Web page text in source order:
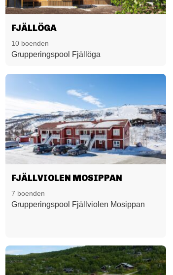
FJÄLLÖGA
10 boenden
Grupperingspool Fjällöga
FJÄLLVIOLEN MOSIPPAN
7 boenden
Grupperingspool Fjällviolen Mosippan